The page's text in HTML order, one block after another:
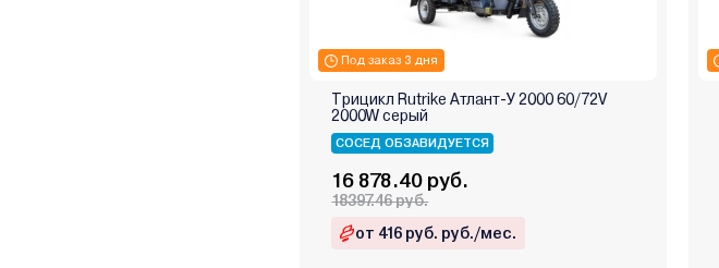
Под заказ 3 дня
Трицикл Rutrike Атлант-У 2000 60/72V
2000W серый
СОСЕД ОБЗАВИДУЕТСЯ
16 878.40 руб.
18397.46 руб.
от 416 руб. руб./мес.